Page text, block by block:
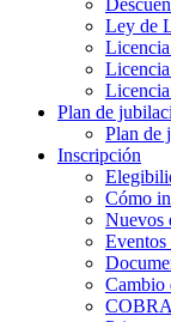
Ley de
Licencia
Plan de
Plan de
Inscripción
Cómo
Nuevos
Cambio
COBRA